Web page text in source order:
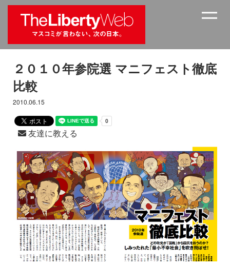
２０１０年参院選 マニフェスト徹底
比較
2010.06.15
友達に教える